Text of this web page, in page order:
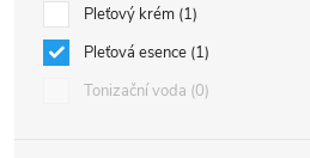
Pleťový krém 1
Pleťová esence 1
Tonizační voda 0